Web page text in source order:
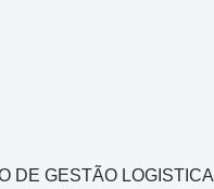
DE GESTÃO LOGISTICA